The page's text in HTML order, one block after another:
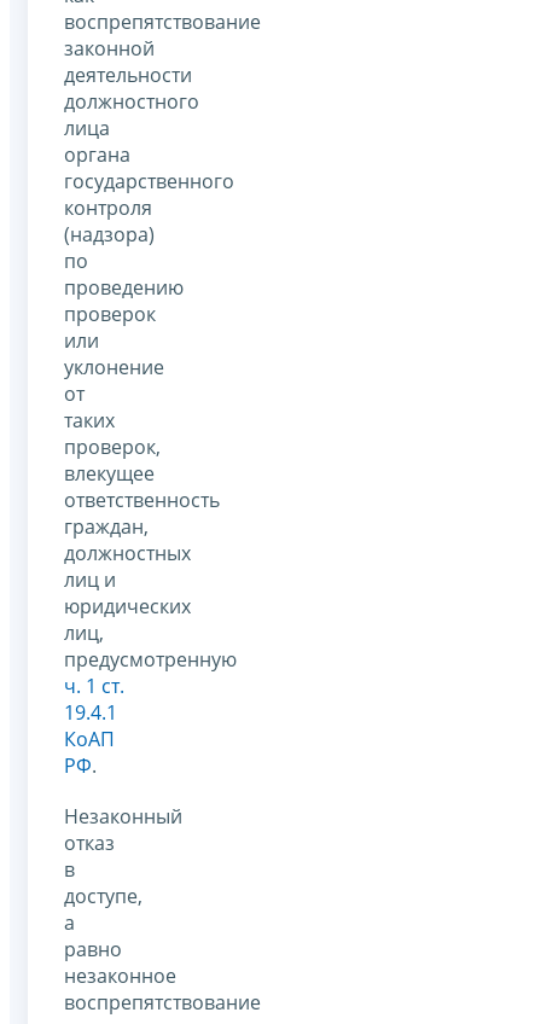
воспрепятствование
законной
деятельности
должностного
лица
органа
государственного
контроля
(надзора)
по
проведению
проверок
или
уклонение
от
таких
проверок,
влекущее
ответственность
граждан,
должностных
лиц и
юридических
лиц,
предусмотренную
ч. 1 ст.
19.4.1
КоАП
РФ.
Незаконный
отказ
в
доступе,
а
равно
незаконное
воспрепятствование